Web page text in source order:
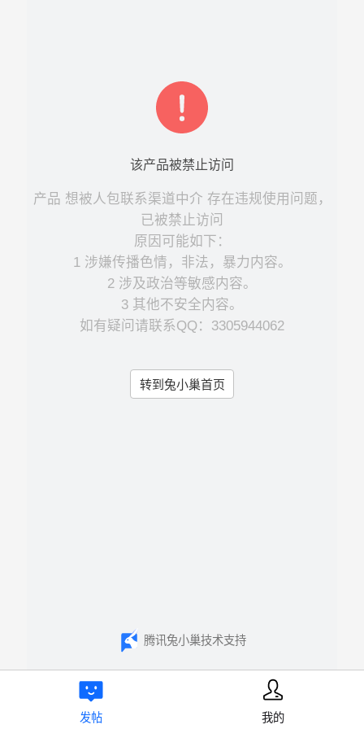
该产品被禁止访问
产品 想被人包联系渠道中介 存在违规使用问题，
已被禁止访问
原因可能如下：
1 涉嫌传播色情，非法，暴力内容。
2 涉及政治等敏感内容。
3 其他不安全内容。
如有疑问请联系QQ：3305944062
转到兔小巢首页
腾讯兔小巢技术支持
发帖 我的